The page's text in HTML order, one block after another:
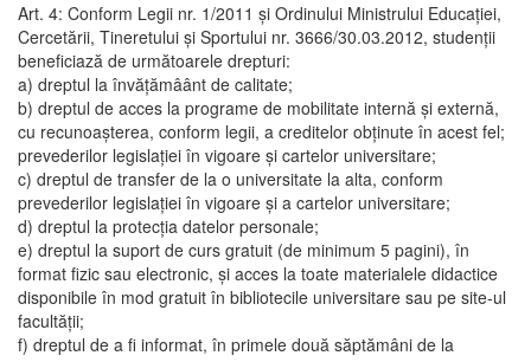
Art. 4: Conform Legii nr. 1/2011 şi Ordinului Ministrului Educaţiei,
Cercetării, Tineretului şi Sportului nr. 3666/30.03.2012, studenţii
beneficiază de următoarele drepturi:
a) dreptul la învăţămâânt de calitate;
b) dreptul de acces la programe de mobilitate internă şi externă,
cu recunoaşterea, conform legii, a creditelor obţinute în acest fel;
prevederilor legislaţiei în vigoare şi cartelor universitare;
c) dreptul de transfer de la o universitate la alta, conform
prevederilor legislaţiei în vigoare şi a cartelor universitare;
d) dreptul la protecţia datelor personale;
e) dreptul la suport de curs gratuit (de minimum 5 pagini), în
format fizic sau electronic, şi acces la toate materialele didactice
disponibile în mod gratuit în bibliotecile universitare sau pe site-ul
facultăţii;
f) dreptul de a fi informat, în primele două săptămâni de la